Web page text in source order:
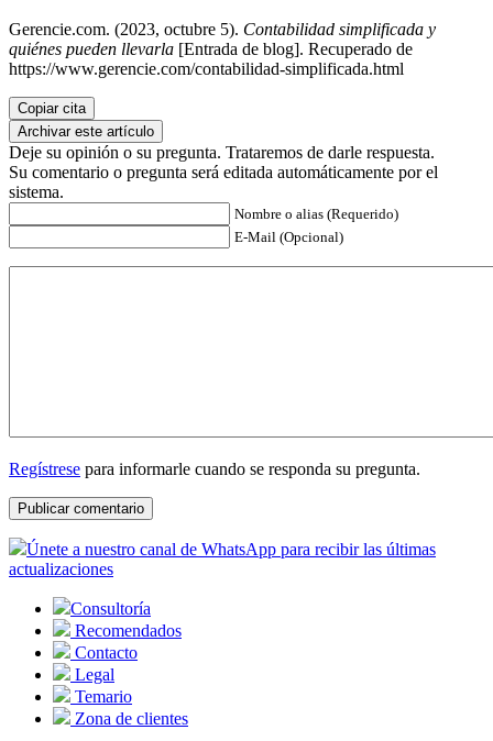
Gerencie.com. (2023, octubre 5). Contabilidad simplificada y
quiénes pueden llevarla [Entrada de blog]. Recuperado de
https://www.gerencie.com/contabilidad-simplificada.html
Copiar cita
Archivar este artículo
Deje su opinión o su pregunta. Trataremos de darle respuesta.
Su comentario o pregunta será editada automáticamente por el
sistema.
Nombre o alias (Requerido)
E-Mail (Opcional)
Regístrese para informarle cuando se responda su pregunta.
Únete a nuestro canal de WhatsApp para recibir las últimas
actualizaciones
Consultoría
Recomendados
Contacto
Legal
Temario
Zona de clientes